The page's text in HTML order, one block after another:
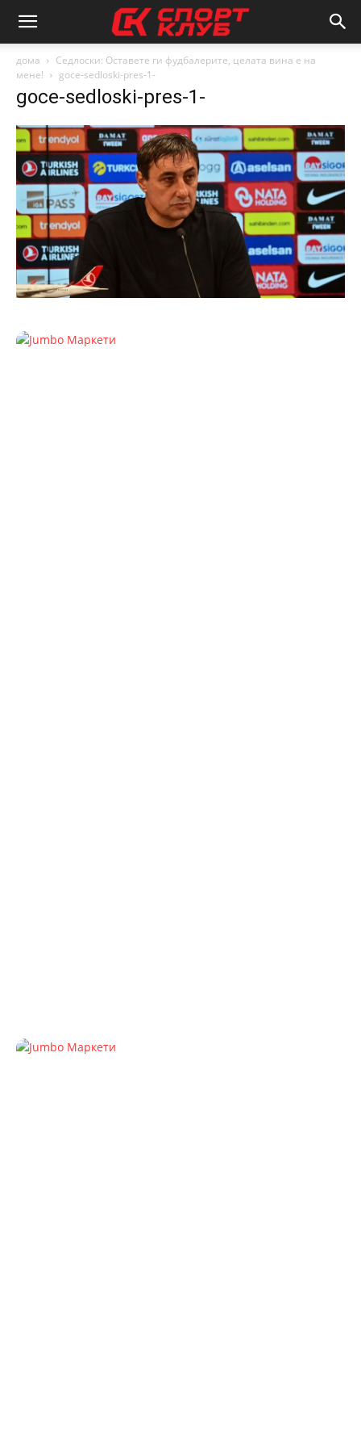
дома
Седлоски: Оставете ги фудбалерите, целата вина е на
мене!
goce-sedloski-pres-1-
goce-sedloski-pres-1-